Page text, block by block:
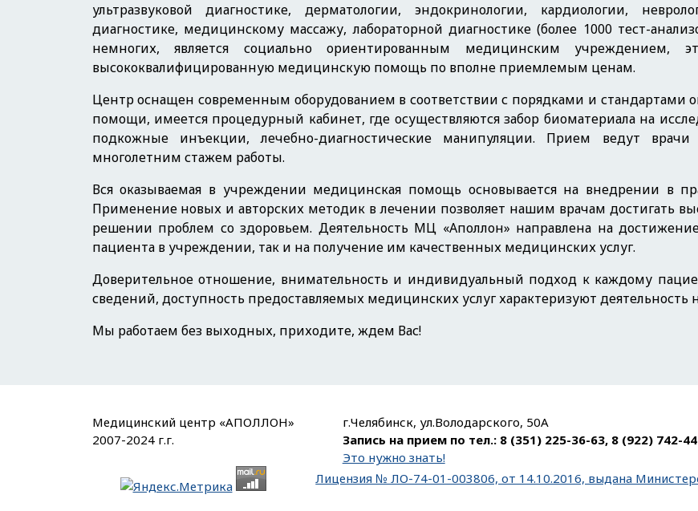
ультразвуковой диагностике, дерматологии, эндокринологии, кардиологии,
диагностике, медицинскому массажу, лабораторной диагностике (более 1000 тест-
немногих, является социально ориентированным медицинским учреждением,
высококвалифицированную медицинскую помощь по вполне приемлемым ценам.
Центр оснащен современным оборудованием в соответствии с порядками и стандартами
помощи, имеется процедурный кабинет, где осуществляются забор биоматериала на
подкожные инъекции, лечебно-диагностические манипуляции. Прием ведут
многолетним стажем работы.
Вся оказываемая в учреждении медицинская помощь основывается на внедрении в
Применение новых и авторских методик в лечении позволяет нашим врачам достигать
решении проблем со здоровьем. Деятельность МЦ «Аполлон» направлена на
пациента в учреждении, так и на получение им качественных медицинских услуг.
Доверительное отношение, внимательность и индивидуальный подход к каждому
сведений, доступность предоставляемых медицинских услуг характеризуют деятельность
Мы работаем без выходных, приходите, ждем Вас!
Медицинский центр «АПОЛЛОН»
2007-2024 г.г.
г.Челябинск, ул.Володарского, 50А
Запись на прием по тел.: 8 (351) 225-36-63, 8 (922) 742-
Это нужно знать!
Лицензия № ЛО-74-01-003806, от 14.10.2016, выдана